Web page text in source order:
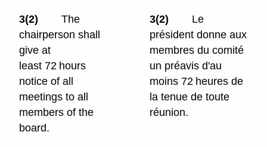
3(2)
The
chairperson shall
give at
least 72 hours
notice of all
meetings to all
members of the
board.
3(2)
Le
président donne aux
membres du comité
un préavis d'au
moins 72 heures de
la tenue de toute
réunion.